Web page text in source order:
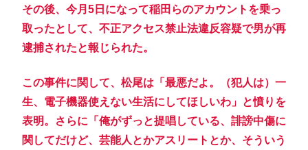
その後、今月5日になって稲田らのアカウントを乗っ
取ったとして、不正アクセス禁止法違反容疑で男が再
逮捕されたと報じられた。
この事件に関して、松尾は「最悪だよ。（犯人は）一
生、電子機器使えない生活にしてほしいわ」と憤りを
表明。さらに「俺がずっと提唱している、誹謗中傷に
関してだけど、芸能人とかアスリートとか、そういう